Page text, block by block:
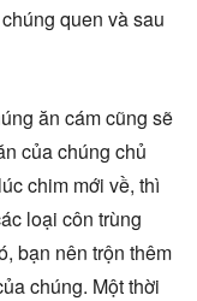
quen và sau
ăn cám cũng sẽ
của chúng chủ
chim mới về, thì
loại côn trùng
bạn nên trộn thêm
chúng. Một thời